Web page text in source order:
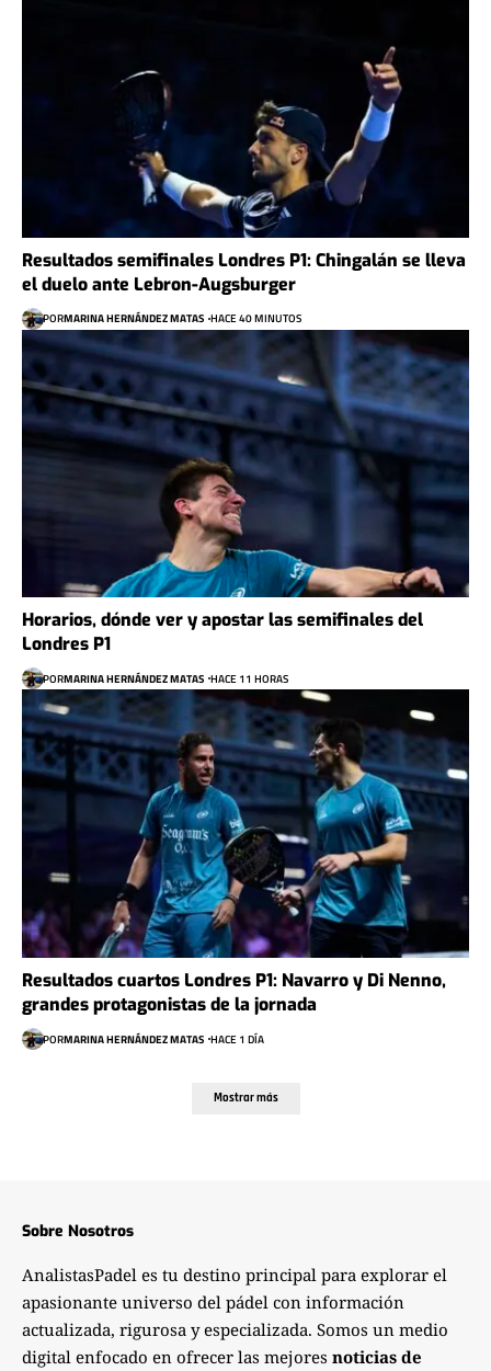
Resultados semifinales Londres P1: Chingalán se lleva
el duelo ante Lebron-Augsburger
PORMARINA HERNÁNDEZ MATAS HACE 40 MINUTOS
Horarios, dónde ver y apostar las semifinales del
Londres P1
PORMARINA HERNÁNDEZ MATAS HACE 11 HORAS
Resultados cuartos Londres P1: Navarro y Di Nenno,
grandes protagonistas de la jornada
PORMARINA HERNÁNDEZ MATAS HACE 1 DÍA
Mostrar más
Sobre Nosotros
AnalistasPadel es tu destino principal para explorar el
apasionante universo del pádel con información
actualizada, rigurosa y especializada. Somos un medio
digital enfocado en ofrecer las mejores noticias de